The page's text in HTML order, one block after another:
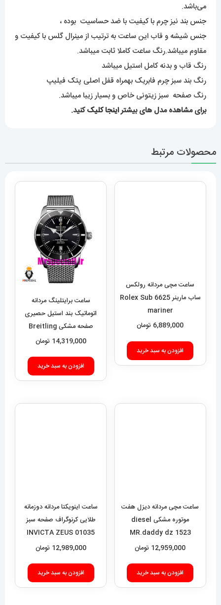
می‌باشد.
جنس بند نیز چرم با کیفیت با ضد حساسیت بوده ،
جنس شیشه و قاب این ساعت به ترتیب از مینرال گلس با کیفیت و
مقاوم میباشد.رنگ ساعت کاملا ثابت میباشد.
رنگ قاب و بدنه کامل استیل میباشد
رنگ بند سبز چرم فابریک بهمراه قفل اصلی پتک فیلیپ
رنگ صفحه سبز زیتونی خاص و بسیار زیبا میباشد.
برای مشاهده مدل های بیشتراینجا کلیککنید.
محصولات مرتبط
mariner
6,889,000
افزودن به سبد خرید
ساعت برایتلینگ مردانه
اتوماتیک بند استیل حصیری
صفحه مشکی Breitling
Super Ocean 020955
14,319,000 تومان
افزودن به سبد خرید
ساعت مچی مردانه دیزل هفت
موتوره مشکی diesel
MR.daddy dz 1523
12,959,000 تومان
افزودن به سبد خرید
ساعت اینویکتا مردانه دوزمانه
طلایی کرنوگراف صفحه سبز
01035 INVICTA ZEUS
12,989,000 تومان
افزودن به سبد خرید